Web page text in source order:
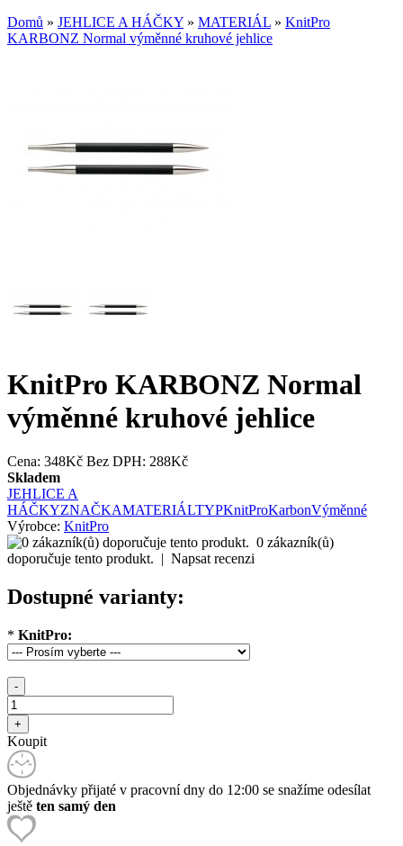
Domů » JEHLICE A HÁČKY » MATERIÁL » KnitPro
KARBONZ Normal výměnné kruhové jehlice
KnitPro KARBONZ Normal
výměnné kruhové jehlice
Cena: 348Kč Bez DPH: 288Kč
Skladem
JEHLICE A
HÁČKYZNAČKAMATERIÁLTYPKnitProKarbonVýměnné
Výrobce: KnitPro
0 zákazník(ů)
doporučuje tento produkt. | Napsat recenzi
Dostupné varianty:
* KnitPro:
Koupit
Objednávky přijaté v pracovní dny do 12:00 se snažíme odesílat
ještě ten samý den